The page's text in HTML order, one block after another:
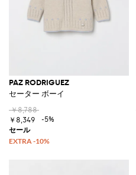
PAZ RODRIGUEZ
セーター ボーイ
￥8,788
￥8,349
-5%